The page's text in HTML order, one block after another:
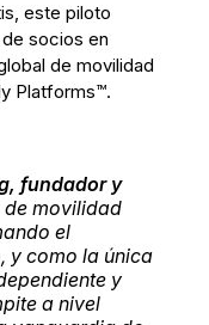
este piloto
socios en
de movilidad
Platforms™.
fundador y
movilidad
el
y como la única
y
a nivel